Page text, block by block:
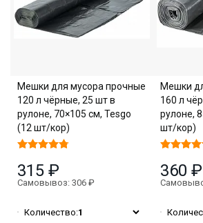
Мешки для мусора прочные
120 л чёрные, 25 шт в
рулоне, 70×105 см, Tesgo
(12 шт/кор)
315 ₽
Самовывоз: 306 ₽
Количество:1
Мешки
160 л
рулоне,
шт/кор)
360 ₽